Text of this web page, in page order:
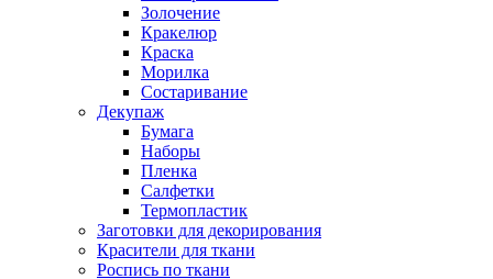
Золочение
Кракелюр
Краска
Морилка
Состаривание
Декупаж
Бумага
Наборы
Пленка
Салфетки
Термопластик
Заготовки для декорирования
Красители для ткани
Роспись по ткани